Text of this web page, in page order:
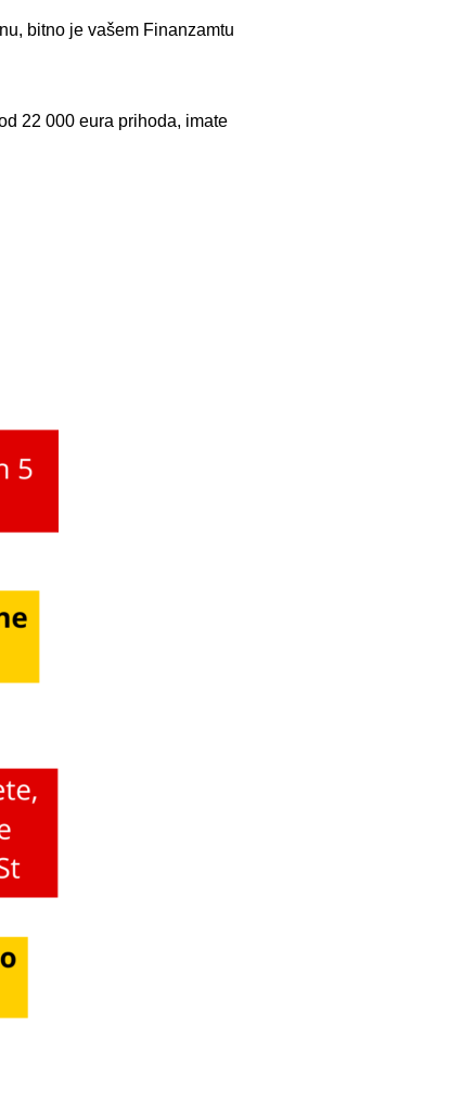
bitno je vašem Finanzamtu
22 000 eura prihoda, imate